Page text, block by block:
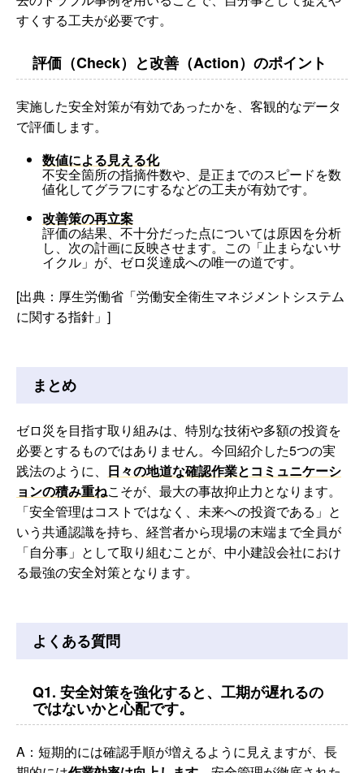
すくする工夫が必要です。
評価（Check）と改善（Action）のポイント
実施した安全対策が有効であったかを、客観的なデータ
で評価します。
数値による見える化
不安全箇所の指摘件数や、是正までのスピードを数
値化してグラフにするなどの工夫が有効です。
改善策の再立案
評価の結果、不十分だった点については原因を分析
し、次の計画に反映させます。この「止まらないサ
イクル」が、ゼロ災達成への唯一の道です。
[出典：厚生労働省「労働安全衛生マネジメントシステム
に関する指針」]
まとめ
ゼロ災を目指す取り組みは、特別な技術や多額の投資を
必要とするものではありません。今回紹介した5つの実
践法のように、 日々の地道な確認作業とコミュニケーシ
ョンの積み重ねこそが、最大の事故抑止力となります。
「安全管理はコストではなく、未来への投資である」と
いう共通認識を持ち、経営者から現場の末端まで全員が
「自分事」として取り組むことが、中小建設会社におけ
る最強の安全対策となります。
よくある質問
Q1. 安全対策を強化すると、工期が遅れるの
ではないかと心配です。
A：短期的には確認手順が増えるように見えますが、長